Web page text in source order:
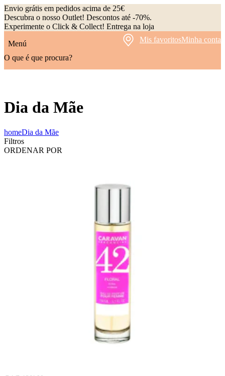
Envio grátis em pedidos acima de 25€
Descubra o nosso Outlet! Descontos até -70%.
Experimente o Click & Collect! Entrega na loja
Menú
Mis favoritosMinha conta
O que é que procura?
Dia da Mãe
homeDia da Mãe
Filtros
ORDENAR POR